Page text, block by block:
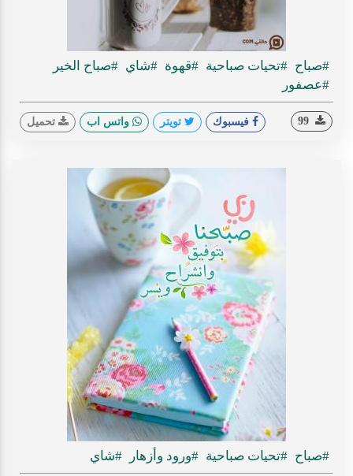
#صباح #تحيات صباحية #قهوة #شاي #صباح الخير
#عصفور
فيسبوك تويتر واتس اب تحميل
#صباح #تحيات صباحية #ورود وأزهار #شاي